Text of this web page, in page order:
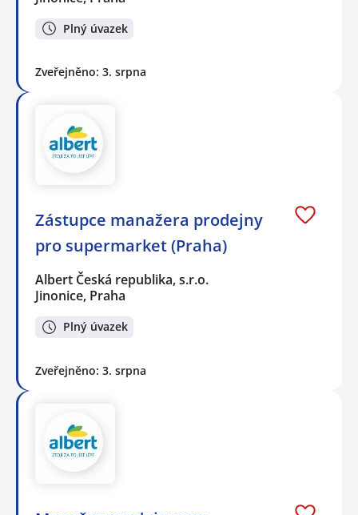
Plný úvazek
Zveřejněno: 3. srpna
Zástupce manažera prodejny
pro supermarket (Praha)
Albert Česká republika, s.r.o.
Jinonice, Praha
Plný úvazek
Zveřejněno: 3. srpna